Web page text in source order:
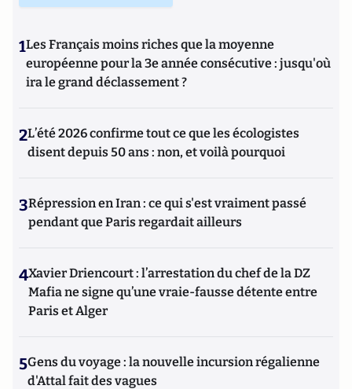
1Les Français moins riches que la moyenne
européenne pour la 3e année consécutive : jusqu'où
ira le grand déclassement ?
2L’été 2026 confirme tout ce que les écologistes
disent depuis 50 ans : non, et voilà pourquoi
3Répression en Iran : ce qui s'est vraiment passé
pendant que Paris regardait ailleurs
4Xavier Driencourt : l’arrestation du chef de la DZ
Mafia ne signe qu’une vraie-fausse détente entre
Paris et Alger
5Gens du voyage : la nouvelle incursion régalienne
d'Attal fait des vagues